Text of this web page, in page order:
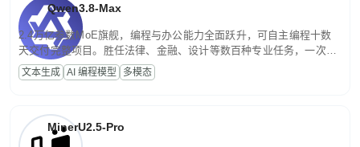
Qwen3.8-Max
2.4万亿参数MoE旗舰，编程与办公能力全面跃升，可自主编程十数
天交付完整项目。胜任法律、金融、设计等数百种专业任务，一次对
话端到端交付生产级成果。原生视觉理解贯穿规划、执行与验证全流
程，支持超长文档与长视频的深度语义解析。长程任务中自主规划与
文本生成 AI 编程模型 多模态
MinerU2.5-Pro